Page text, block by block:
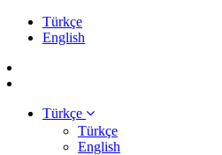
Türkçe
English
Türkçe
Türkçe
English